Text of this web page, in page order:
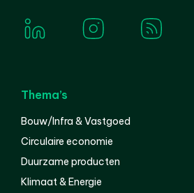
Thema’s
Bouw/Infra & Vastgoed
Circulaire economie
Duurzame producten
Klimaat & Energie